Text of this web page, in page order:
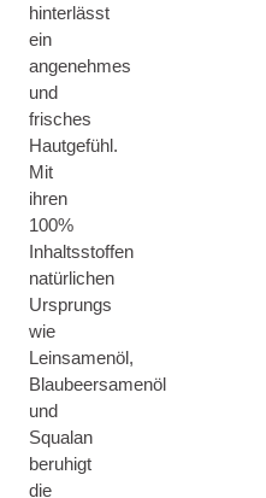
hinterlässt
ein
angenehmes
und
frisches
Hautgefühl.
Mit
ihren
100%
Inhaltsstoffen
natürlichen
Ursprungs
wie
Leinsamenöl,
Blaubeersamenöl
und
Squalan
beruhigt
die